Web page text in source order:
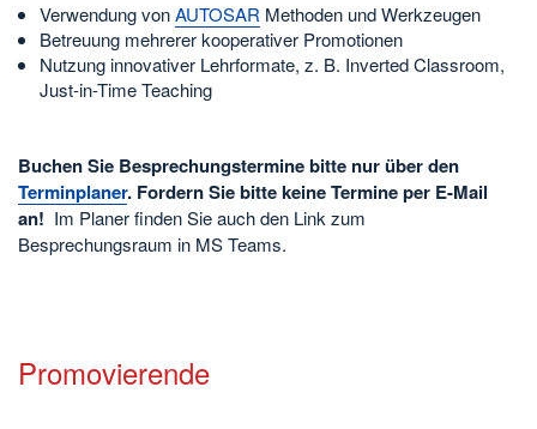
Verwendung vonAUTOSAR Methoden und Werkzeugen
Betreuung mehrerer kooperativer Promotionen
Nutzung innovativer Lehrformate, z. B. Inverted Classroom,
Just-in-Time Teaching
Buchen Sie Besprechungstermine bitte nur über den
Terminplaner. Fordern Sie bitte keine Termine per E-Mail
an! Im Planer finden Sie auch den Link zum
Besprechungsraum in MS Teams.
Promovierende